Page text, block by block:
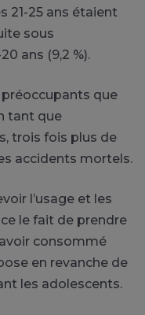
21-25 ans étaient
sous
ans (9,2 %).
que
tant que
trois fois plus de
accidents mortels.
l’usage et les
le fait de prendre
consommé
en revanche de
les adolescents.